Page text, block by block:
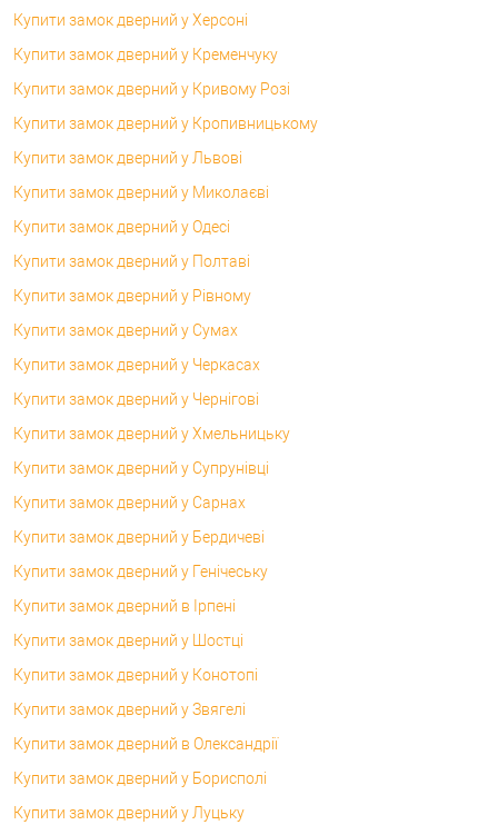
Купити замок дверний у Херсоні
Купити замок дверний у Кременчуку
Купити замок дверний у Кривому Розі
Купити замок дверний у Кропивницькому
Купити замок дверний у Львові
Купити замок дверний у Миколаєві
Купити замок дверний у Одесі
Купити замок дверний у Полтаві
Купити замок дверний у Рівному
Купити замок дверний у Сумах
Купити замок дверний у Черкасах
Купити замок дверний у Чернігові
Купити замок дверний у Хмельницьку
Купити замок дверний у Супрунівці
Купити замок дверний у Сарнах
Купити замок дверний у Бердичеві
Купити замок дверний у Генічеську
Купити замок дверний в Ірпені
Купити замок дверний у Шостці
Купити замок дверний у Конотопі
Купити замок дверний у Звягелі
Купити замок дверний в Олександрії
Купити замок дверний у Борисполі
Купити замок дверний у Луцьку